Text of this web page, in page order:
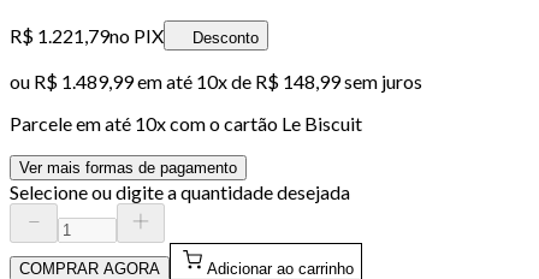
R$ 1.221,79no PIX Desconto
ou R$ 1.489,99em até 10x de R$ 148,99 sem juros
Parcele em até 10x com o cartão Le Biscuit
Ver mais formas de pagamento
Selecione ou digite a quantidade desejada
COMPRAR AGORA Adicionar ao carrinho